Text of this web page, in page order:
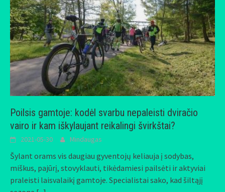
Poilsis gamtoje: kodėl svarbu nepaleisti dviračio
vairo ir kam iškylaujant reikalingi švirkštai?
2021-05-30 Mindaugas
Šylant orams vis daugiau gyventojų keliauja į sodybas,
miškus, pajūrį, stovyklauti, tikėdamiesi pailsėti ir aktyviai
praleisti laisvalaikį gamtoje. Specialistai sako, kad šiltąjį